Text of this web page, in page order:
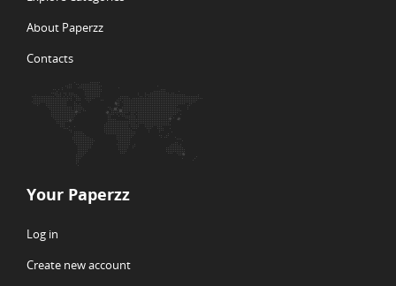
About Paperzz
Contacts
Your Paperzz
Log in
Create new account